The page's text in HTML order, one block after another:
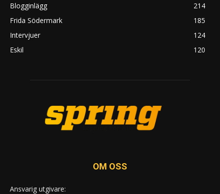
Blogginlägg
214
Frida Södermark
185
Intervjuer
124
Eskil
120
OM OSS
Ansvarig utgivare: